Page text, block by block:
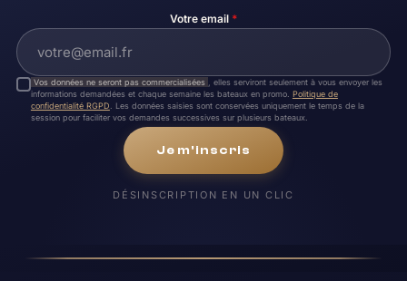
Votre email *
Vos données ne seront pas commercialisées , elles serviront seulement à vous envoyer les
informations demandées et chaque semaine les bateaux en promo. Politique de
confidentialité RGPD. Les données saisies sont conservées uniquement le temps de la
session pour faciliter vos demandes successives sur plusieurs bateaux.
Je m'inscris
DÉSINSCRIPTION EN UN CLIC